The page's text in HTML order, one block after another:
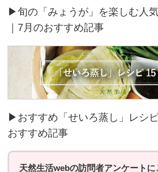
▶旬の「みょうが」を楽しむ人
｜7月のおすすめ記事
▶おすすめ「せいろ蒸し」レシ
おすすめ記事